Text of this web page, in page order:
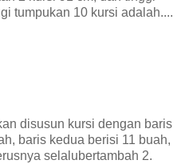
tumpukan 10 kursi adalah....
disusun kursi dengan baris
baris kedua berisi 11 buah,
selalubertambah 2.